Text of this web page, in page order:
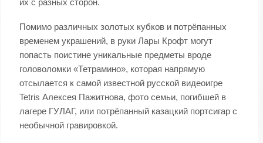
их с разных сторон.
Помимо различных золотых кубков и потрёпанных
временем украшений, в руки Лары Крофт могут
попасть поистине уникальные предметы вроде
головоломки «Тетрамино», которая напрямую
отсылается к самой известной русской видеоигре
Tetris Алексея Пажитнова, фото семьи, погибшей в
лагере ГУЛАГ, или потрёпанный казацкий портсигар с
необычной гравировкой.